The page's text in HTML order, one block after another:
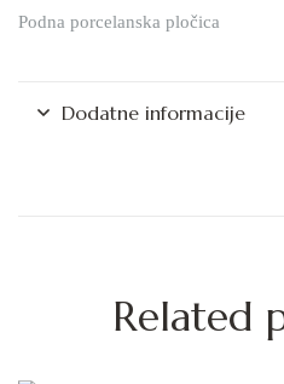
Podna porcelanska pločica
Dodatne informacije
Related